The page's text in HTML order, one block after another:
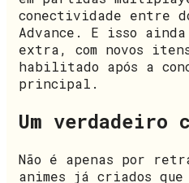
conectividade entre
Advance. E isso ainda
extra, com novos
habilitado após a
principal.
Um verdadeiro
Não é apenas por
animes já criados que